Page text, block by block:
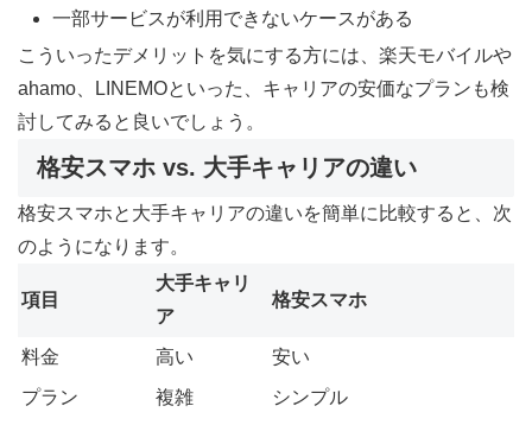
一部サービスが利用できないケースがある
こういったデメリットを気にする方には、楽天モバイルや
ahamo、LINEMOといった、キャリアの安価なプランも検
討してみると良いでしょう。
格安スマホ vs. 大手キャリアの違い
格安スマホと大手キャリアの違いを簡単に比較すると、次
のようになります。
項目
大手キャリ
ア
格安スマホ
料金 高い
安い
プラン
複雑
シンプル